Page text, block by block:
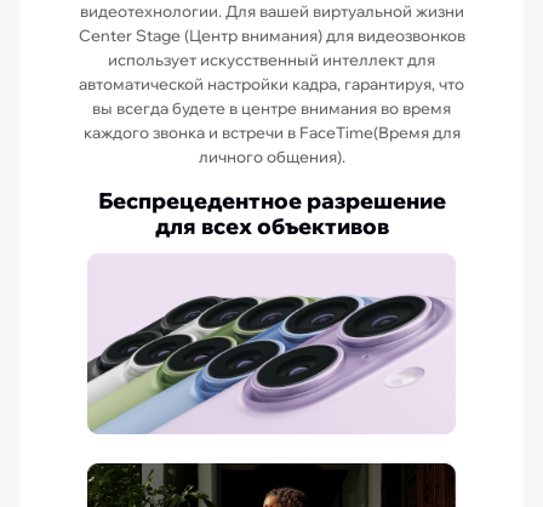
видеотехнологии. Для вашей виртуальной жизни
Center Stage (Центр внимания) для видеозвонков
использует искусственный интеллект для
автоматической настройки кадра, гарантируя, что
вы всегда будете в центре внимания во время
каждого звонка и встречи в FaceTime(Время для
личного общения).
Беспрецедентное разрешение
для всех объективов